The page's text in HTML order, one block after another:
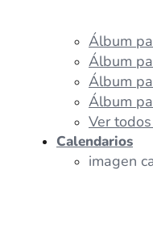
Álbum
Álbum
Álbum
Álbum
Ver
Calendarios
imagen